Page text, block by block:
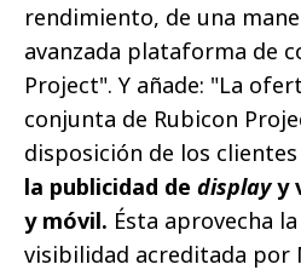
rendimiento, de una
avanzada plataforma de
Project". Y añade: "La
conjunta de Rubicon
disposición de los clientes
la publicidad de displayy
y móvil. Ésta aprovecha
visibilidad acreditada por